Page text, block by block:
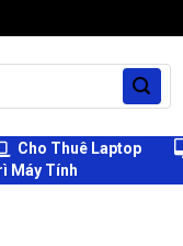
Cho Thuê Laptop
Máy Tính